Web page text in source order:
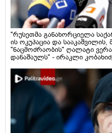
"რუსეთმა განახორციელა
ის ოკუპაცია და სააკაშვილის,
"ნაცმოძრაობის" ღალატი
დანაშაულს" - ირაკლი